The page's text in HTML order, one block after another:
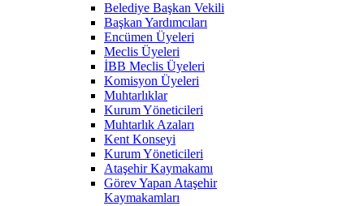
Belediye Başkan Vekili
Başkan Yardımcıları
Encümen Üyeleri
Meclis Üyeleri
İBB Meclis Üyeleri
Komisyon Üyeleri
Muhtarlıklar
Kurum Yöneticileri
Muhtarlık Azaları
Kent Konseyi
Kurum Yöneticileri
Ataşehir Kaymakamı
Görev Yapan Ataşehir
Kaymakamları